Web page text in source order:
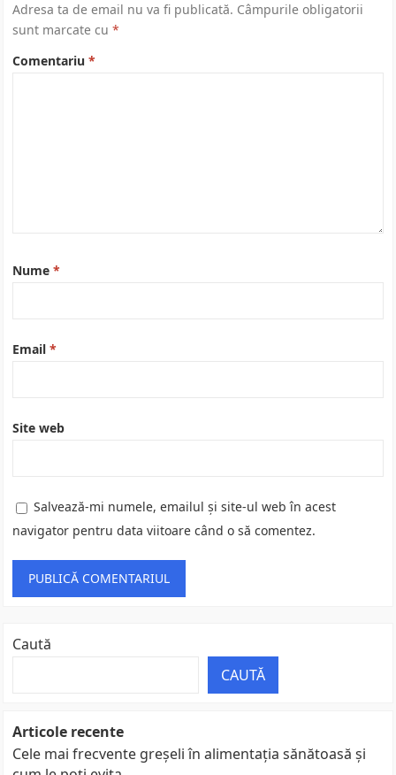
Adresa ta de email nu va fi publicată. Câmpurile obligatorii
sunt marcate cu*
Comentariu*
Nume*
Email*
Site web
Salvează-mi numele, emailul și site-ul web în acest
navigator pentru data viitoare când o să comentez.
Caută
CAUTĂ
Articole recente
Cele mai frecvente greșeli în alimentația sănătoasă și